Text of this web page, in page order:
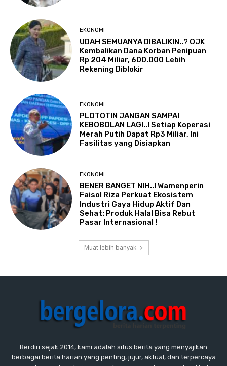
EKONOMI
UDAH SEMUANYA DIBALIKIN..? OJK
Kembalikan Dana Korban Penipuan
Rp 204 Miliar, 600.000 Lebih
Rekening Diblokir
EKONOMI
PLOTOTIN JANGAN SAMPAI
KEBOBOLAN LAGI..! Setiap Koperasi
Merah Putih Dapat Rp3 Miliar, Ini
Fasilitas yang Disiapkan
EKONOMI
BENER BANGET NIH..! Wamenperin
Faisol Riza Perkuat Ekosistem
Industri Gaya Hidup Aktif Dan
Sehat: Produk Halal Bisa Rebut
Pasar Internasional !
Muat lebih banyak
Berdiri sejak 2014, kami adalah situs berita yang menyajikan
berbagai berita harian yang penting, jujur, aktual, dan terpercaya